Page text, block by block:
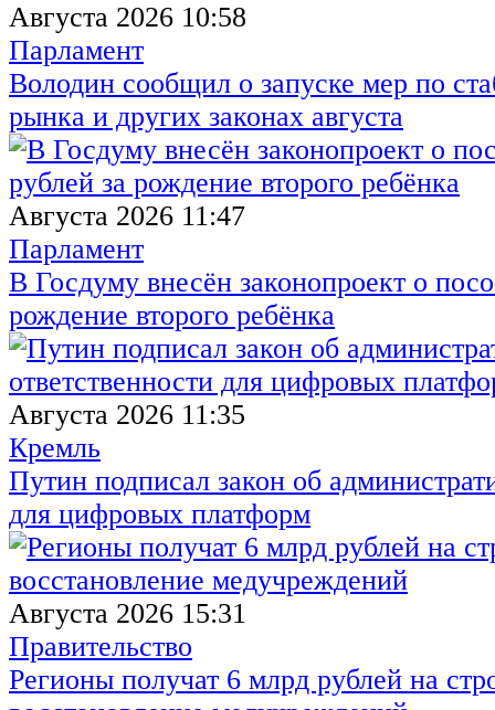
Августа 2026 10:58
Парламент
Володин сообщил о запуске мер по
рынка и других законах августа
Августа 2026 11:47
Парламент
В Госдуму внесён законопроект о
рождение второго ребёнка
Августа 2026 11:35
Кремль
Путин подписал закон об
для цифровых платформ
Августа 2026 15:31
Правительство
Регионы получат 6 млрд рублей на